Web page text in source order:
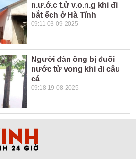
n.ư.ớ.c t.ử v.o.n.g khi đi
bắt ếch ở Hà Tĩnh
09:11 03-09-2025
Người đàn ông bị đuối
nước tử vong khi đi câu
cá
09:18 19-08-2025